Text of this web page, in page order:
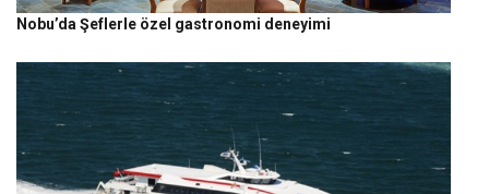
Nobu’da Şeflerle özel gastronomi deneyimi